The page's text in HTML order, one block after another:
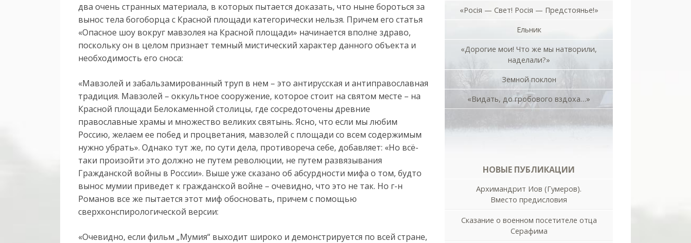
два очень странных материала, в которых пытается доказать, что ныне бороться за
вынос тела богоборца с Красной площади категорически нельзя. Причем его статья
«Опасное шоу вокруг мавзолея на Красной площади» начинается вполне здраво,
поскольку он в целом признает темный мистический характер данного объекта и
необходимость его сноса:
«Мавзолей и забальзамированный труп в нем – это антирусская и антиправославная
традиция. Мавзолей – оккультное сооружение, которое стоит на святом месте – на
Красной площади Белокаменной столицы, где сосредоточены древние
православные храмы и множество великих святынь. Ясно, что если мы любим
Россию, желаем ее побед и процветания, мавзолей с площади со всем содержимым
нужно убрать». Однако тут же, по сути дела, противореча себе, добавляет: «Но всё-
таки произойти это должно не путем революции, не путем развязывания
Гражданской войны в России». Выше уже сказано об абсурдности мифа о том, будто
вынос мумии приведет к гражданской войне – очевидно, что это не так. Но г-н
Романов все же пытается этот миф обосновать, причем с помощью
сверхконспирологической версии:
«Очевидно, если фильм „Мумия“ выходит широко и демонстрируется по всей стране,
«Росiя — Свет! Росiя — Предстоянье!»
Ельник
«Дорогие мои! Что же мы натворили,
наделали?»
Земной поклон
«Видать, до гробового вздоха…»
НОВЫЕ ПУБЛИКАЦИИ
Архимандрит Иов (Гумеров).
Вместо предисловия
Сказание о военном посетителе отца
Серафима